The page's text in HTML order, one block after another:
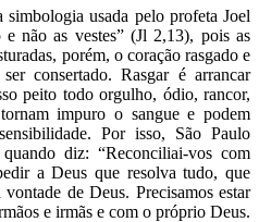
simbologia usada pelo profeta Joel
não as vestes” (Jl 2,13), pois as
porém, o coração rasgado e
consertado. Rasgar é arrancar
peito todo orgulho, ódio, rancor,
impuro o sangue e podem
Por isso, São Paulo
diz: “Reconciliai-vos com
a Deus que resolva tudo, que
de Deus. Precisamos estar
e irmãs e com o próprio Deus.